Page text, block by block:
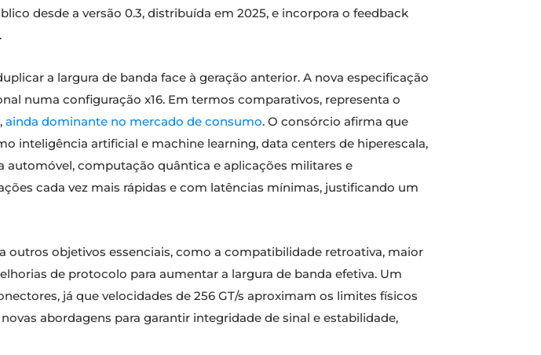
desde a versão 0.3, distribuída em 2025, e incorpora o feedback
a largura de banda face à geração anterior. A nova especificação
numa configuração x16. Em termos comparativos, representa o
ainda dominante no mercado de consumo. O consórcio afirma que
inteligência artificial e machine learning, data centers de hiperescala,
computação quântica e aplicações militares e
cada vez mais rápidas e com latências mínimas, justificando um
outros objetivos essenciais, como a compatibilidade retroativa, maior
de protocolo para aumentar a largura de banda efetiva. Um
já que velocidades de 256 GT/s aproximam os limites físicos
abordagens para garantir integridade de sinal e estabilidade,